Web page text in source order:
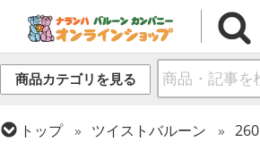
商品カテゴリを見る
トップ ツイストバルーン